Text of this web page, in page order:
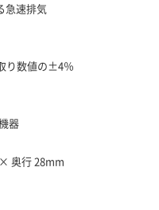
急速排気
取り数値の±4％
器
奥行 28mm